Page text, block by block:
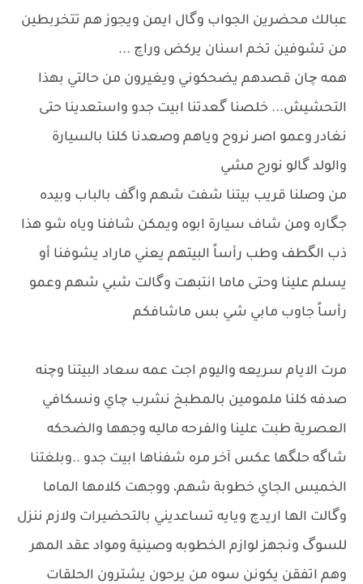
عبالك محضرين الجواب وگال ايمن ويجوز هم تتخربطين
من تشوفين تخم اسنان يركض وراچ ...
همه چان قصدهم يضحكوني ويغيرون من حالتي بهذا
التحشيش... خلصنا گعدتنا ابيت جدو واستعدينا حتى
نغادر وعمو اصر نروح وياهم وصعدنا كلنا بالسيارة
والولد گالو نورح مشي
من وصلنا قريب بيتنا شفت شهم واگف بالباب وبيده
جگاره ومن شاف سيارة ابوه ويمكن شافنا وياه شو هذا
ذب الگطف وطب رأساً البيتهم يعني ماراد يشوفنا أو
يسلم علينا وحتى ماما انتبهت وگالت شبي شهم وعمو
رأساً جاوب مابي شي بس ماشافكم
مرت الايام سريعه واليوم اجت عمه سعاد البيتنا وچنه
صدفه كلنا ملمومين بالمطبخ نشرب چاي ونسكافي
العصرية طبت علينا والفرحه ماليه وجهها والضحكه
شاگه حلگها عكس آخر مره شفناها ابيت جدو ..وبلغتنا
الخميس الجاي خطوبة شهم، ووجهت كلامها الماما
وگالت الها اريدچ ويايه تساعديني بالتحضيرات ولازم ننزل
للسوگ ونجهز لوازم الخطوبه وصينية ومواد عقد المهر
وهم اتفقن يكونن سوه من يرحون يشترون الحلقات